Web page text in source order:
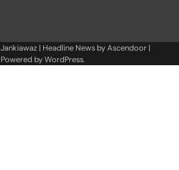
Jankiawaz | Headline News byAscendoor |
Powered byWordPress.